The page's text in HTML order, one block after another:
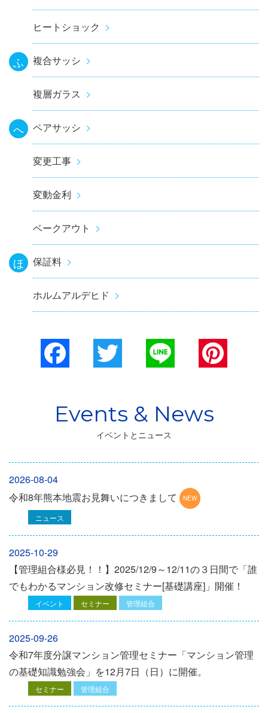
ヒートショック
ふ 複合サッシ
複層ガラス
へ ペアサッシ
変更工事
変動金利
ベークアウト
ほ 保証料
ホルムアルデヒド
Facebook
イベントとニュース
2026-08-04
令和8年熊本地震お見舞いにつきまして
ニュース
2025-10-29
【管理組合様必見！！】2025/12/9～12/11の３日間で「誰
でもわかるマンション改修セミナー[基礎講座]」開催！
イベント セミナー 管理組合
2025-09-26
令和7年度分譲マンション管理セミナー「マンション管理
の基礎知識勉強会」を12⽉7⽇（⽇）に開催。
セミナー 管理組合